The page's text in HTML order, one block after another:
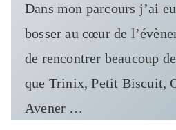
Dans mon parcours j’ai
bosser au cœur de
de rencontrer beaucoup
que Trinix, Petit Biscuit,
Avener …